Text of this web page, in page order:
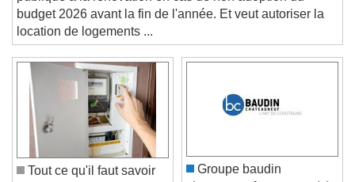
Text
Text Background
Opacity
Caption Area Background
Color Opacity
publique à la rénovation en cas de non adoption du
budget 2026 avant la fin de l'année. Et veut autoriser la
location de logements ...